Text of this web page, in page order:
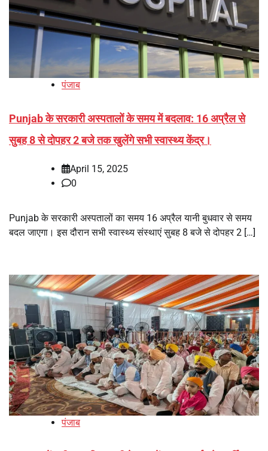
पंजाब
Punjab के सरकारी अस्पतालों के समय में बदलाव: 16 अप्रैल से
सुबह 8 से दोपहर 2 बजे तक खुलेंगे सभी स्वास्थ्य केंद्र।
April 15, 2025
0
Punjab के सरकारी अस्पतालों का समय 16 अप्रैल यानी बुधवार से समय
बदल जाएगा। इस दौरान सभी स्वास्थ्य संस्थाएं सुबह 8 बजे से दोपहर 2 […]
पंजाब